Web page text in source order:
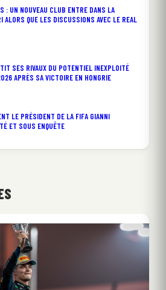
: UN NOUVEAU CLUB ENTRE DANS LA
ALORS QUE LES DISCUSSIONS AVEC LE REAL
SES RIVAUX DU POTENTIEL INEXPLOITÉ
APRÈS SA VICTOIRE EN HONGRIE
LE PRÉSIDENT DE LA FIFA GIANNI
ET SOUS ENQUÊTE